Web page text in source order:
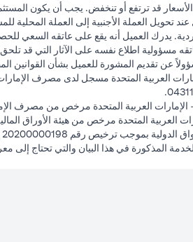
الأسعار قد ترتفع أو تنخفض. يجب أن يكون
تحويل العملة الأجنبية إلى العملة المحلية
يدرك العميل أنه يقع على عاتقه السعي
مسؤولية اطلاع نفسه على الآثار التي قد تلحق
عن تقديم المشورة للعميل بشأن القوانين
العربية المتحدة مرخص من مصرف
المذكورة في هذا البيان والتي تحتاج إلى